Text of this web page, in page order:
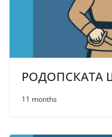
РОДОПСКАТА
11 months